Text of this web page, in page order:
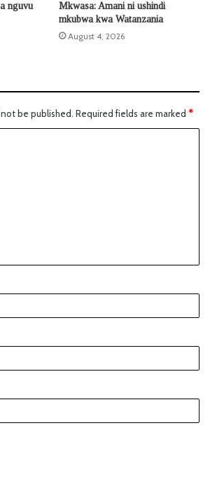
nguvu
Mkwasa: Amani ni ushindi
mkubwa kwa Watanzania
August 4, 2026
be published. Required fields are marked *